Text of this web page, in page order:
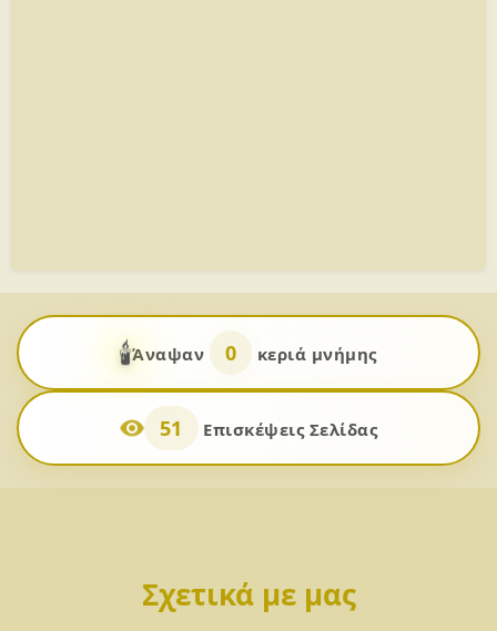
🕯️Άναψαν 0 κεριά μνήμης
51 Επισκέψεις Σελίδας
Σχετικά με μας